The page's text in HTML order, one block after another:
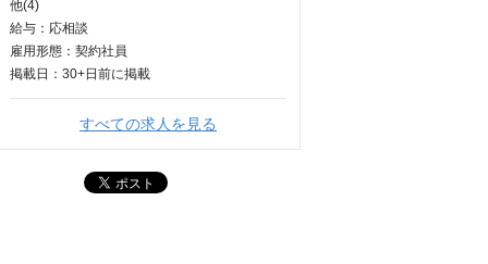
他(4)
給与： 応相談
雇用形態：契約社員
掲載日： 30+日 前に掲載
すべての求人を見る